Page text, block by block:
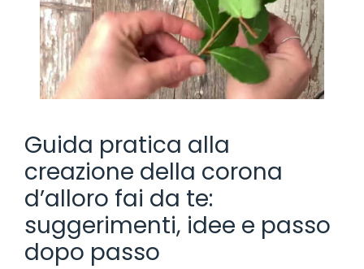
Guida pratica alla
creazione della corona
d’alloro fai da te:
suggerimenti, idee e passo
dopo passo